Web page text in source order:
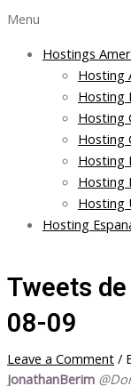
Menu
Hostings
Hosting
Hosting
Hosting
Hosting
Hosting
Hosting
Hosting
Hosting
Tweets
08-09
Leave a Comment /
JonathanBerim